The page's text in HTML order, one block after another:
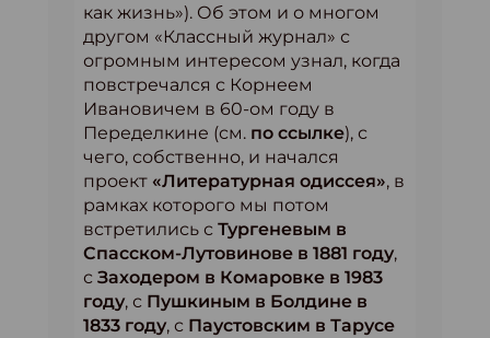
как жизнь»). Об этом и о многом
другом «Классный журнал» с
огромным интересом узнал, когда
повстречался с Корнеем
Ивановичем в 60-ом году в
Переделкине (см. по ссылке), с
чего, собственно, и начался
проект «Литературная одиссея», в
рамках которого мы потом
встретились с Тургеневым в
Спасском-Лутовинове в 1881 году,
с Заходером в Комаровке в 1983
году, с Пушкиным в Болдине в
1833 году, с Паустовским в Тарусе